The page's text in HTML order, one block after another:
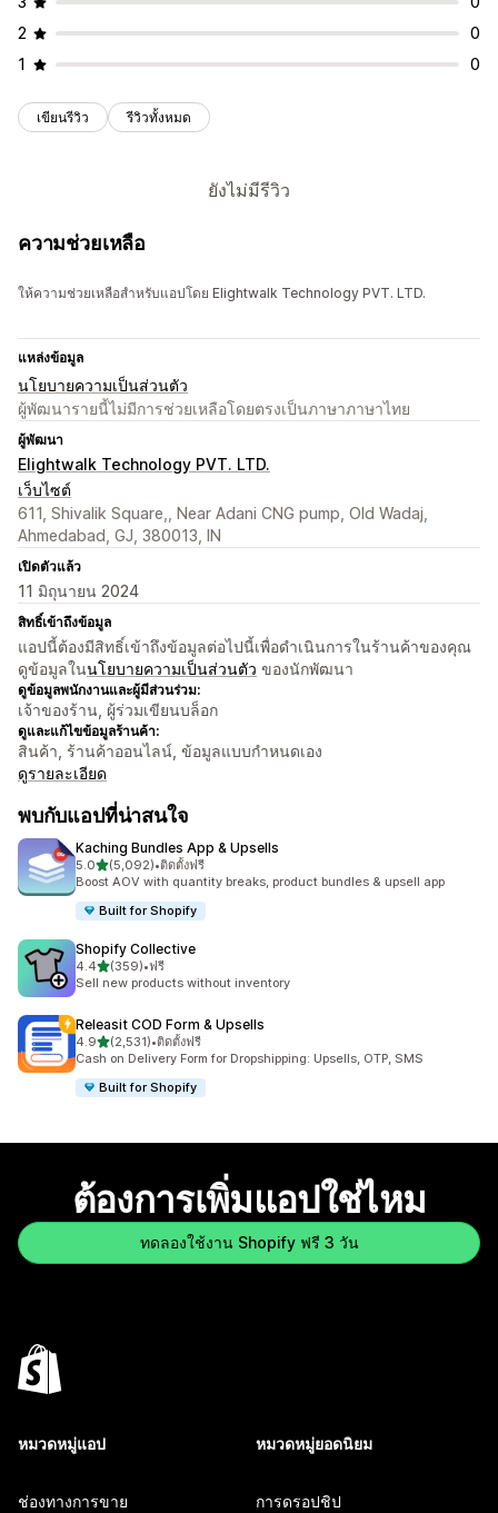
2
0
1
0
เขียนรีวิว รีวิวทั้งหมด
ยังไม่มีรีวิว
ความช่วยเหลือ
ให้ความช่วยเหลือสำหรับแอปโดย Elightwalk Technology PVT. LTD.
แหล่งข้อมูล
นโยบายความเป็นส่วนตัว
ผู้พัฒนารายนี้ไม่มีการช่วยเหลือโดยตรงเป็นภาษาภาษาไทย
ผู้พัฒนา
Elightwalk Technology PVT. LTD.
เว็บไซต์
611, Shivalik Square,, Near Adani CNG pump, Old Wadaj,
Ahmedabad, GJ, 380013, IN
เปิดตัวแล้ว
11 มิถุนายน 2024
สิทธิ์เข้าถึงข้อมูล
แอปนี้ต้องมีสิทธิ์เข้าถึงข้อมูลต่อไปนี้เพื่อดำเนินการในร้านค้าของคุณ
ดูข้อมูลในนโยบายความเป็นส่วนตัว ของนักพัฒนา
ดูข้อมูลพนักงานและผู้มีส่วนร่วม:
เจ้าของร้าน, ผู้ร่วมเขียนบล็อก
ดูและแก้ไขข้อมูลร้านค้า:
สินค้า, ร้านค้าออนไลน์, ข้อมูลแบบกำหนดเอง
ดูรายละเอียด
พบกับแอปที่น่าสนใจ
Kaching Bundles App & Upsells
5.0เต็ม 5 ดาว
(5,092)
ทั้งหมด 5092 รีวิว
•ติดตั้งฟรี
Boost AOV with quantity breaks, product bundles & upsell app
Built for Shopify
Shopify Collective
4.4เต็ม 5 ดาว
(359)
ทั้งหมด 359 รีวิว
•ฟรี
Sell new products without inventory
Releasit COD Form & Upsells
4.9เต็ม 5 ดาว
(2,531)
ทั้งหมด 2531 รีวิว
•ติดตั้งฟรี
Cash on Delivery Form for Dropshipping: Upsells, OTP, SMS
Built for Shopify
ต้องการเพิ่มแอปใช่ไหม
ทดลองใช้งาน Shopify ฟรี 3 วัน
หมวดหมู่แอป
ช่องทางการขาย
หมวดหมู่ยอดนิยม
การดรอปชิป